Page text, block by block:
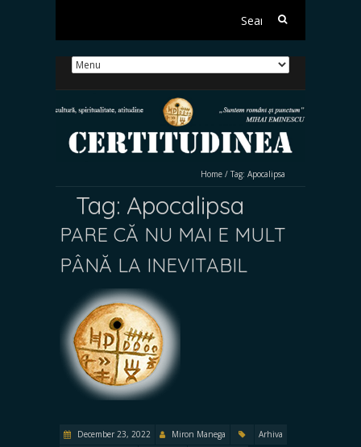
Search
Home / Tag: Apocalipsa
Tag: Apocalipsa
PARE CĂ NU MAI E MULT
PÂNĂ LA INEVITABIL
December 23, 2022 Miron Manega
Arhiva